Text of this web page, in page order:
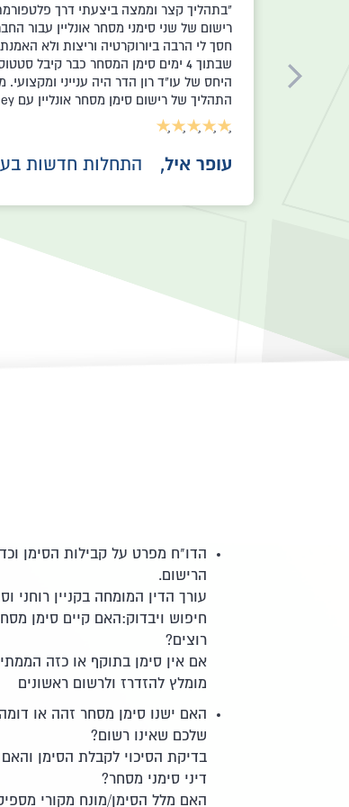
סימן המסחר שלי. תודה רבה!
יוסף זויד, Brovski
הדו"ח מפרט על קבילות הסימן
הרישום.
עורך הדין המומחה בקניין רוחני
חיפוש ויבדוק:האם קיים סימן
רוצים?
אם אין סימן בתוקף או כזה
מומלץ להזדרז ולרשום ראשונים
האם ישנו סימן מסחר זהה או
שלכם שאינו רשום?
בדיקת הסיכוי לקבלת הסימן
דיני סימני מסחר?
האם מלל הסימן/מונח מקורי